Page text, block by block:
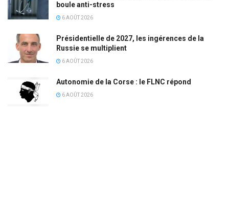
boule anti-stress
6 AOÛT 2026
Présidentielle de 2027, les ingérences de la
Russie se multiplient
6 AOÛT 2026
Autonomie de la Corse : le FLNC répond
6 AOÛT 2026